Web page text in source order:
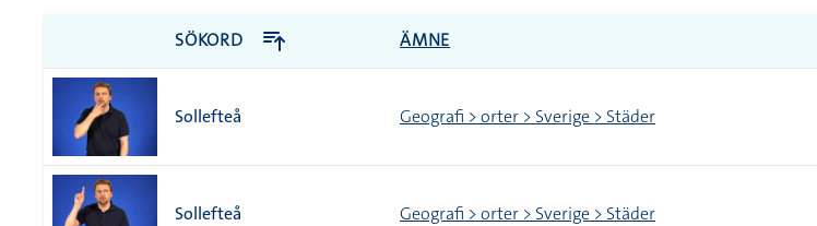
SÖKORD ÄMNE
Sollefteå Geografi > orter > Sverige > Städer
Sollefteå Geografi > orter > Sverige > Städer